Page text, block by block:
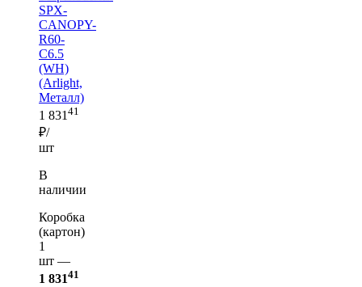
SPX-
CANOPY-
R60-
C6.5
(WH)
(Arlight,
Металл)
1 831 41
₽/
шт
В
наличии
Коробка
(картон)
1
шт —
1 83141